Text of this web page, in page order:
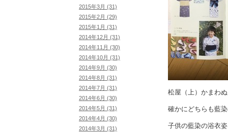
松屋（上）かまわ
確かにどちらも藍
子供の藍染の浴衣
2015年3月 (31)
2015年2月 (29)
2015年1月 (31)
2014年12月 (31)
2014年11月 (30)
2014年10月 (31)
2014年9月 (30)
2014年8月 (31)
2014年7月 (31)
2014年6月 (30)
2014年5月 (31)
2014年4月 (30)
2014年3月 (31)